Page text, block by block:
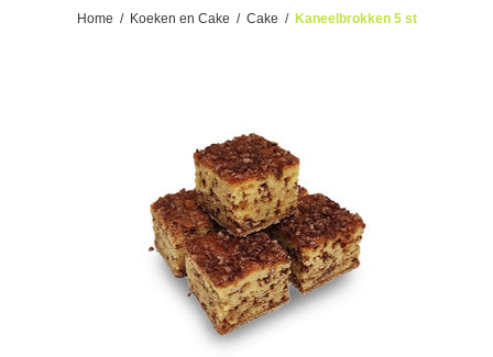
Home / Koeken en Cake / Cake / Kaneelbrokken 5 st